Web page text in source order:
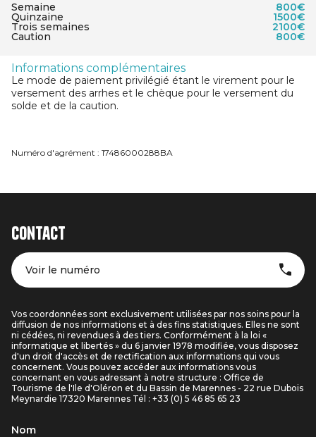
Semaine 800€
Quinzaine 1500€
Trois semaines 2100€
Caution 800€
Informations complémentaires
Le mode de paiement privilégié étant le virement pour le
versement des arrhes et le chèque pour le versement du
solde et de la caution.
Numéro d'agrément : 17486000288BA
Contact
Voir le numéro
Vos coordonnées sont exclusivement utilisées par nos soins pour la
diffusion de nos informations et à des fins statistiques. Elles ne sont
ni cédées, ni revendues à des tiers. Conformément à la loi «
informatique et libertés » du 6 janvier 1978 modifiée, vous disposez
d'un droit d'accès et de rectification aux informations qui vous
concernent. Vous pouvez accéder aux informations vous
concernant en vous adressant à notre structure : Office de
Tourisme de l'Ile d'Oléron et du Bassin de Marennes - 22 rue Dubois
Meynardie 17320 Marennes Tél : +33 (0) 5 46 85 65 23
Nom